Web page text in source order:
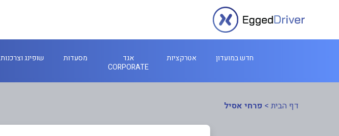
חדש במועדון אטרקציות
אגד
CORPORATE
מסעדות שופינג וצרכנות
דף הבית > פרחי אסיל